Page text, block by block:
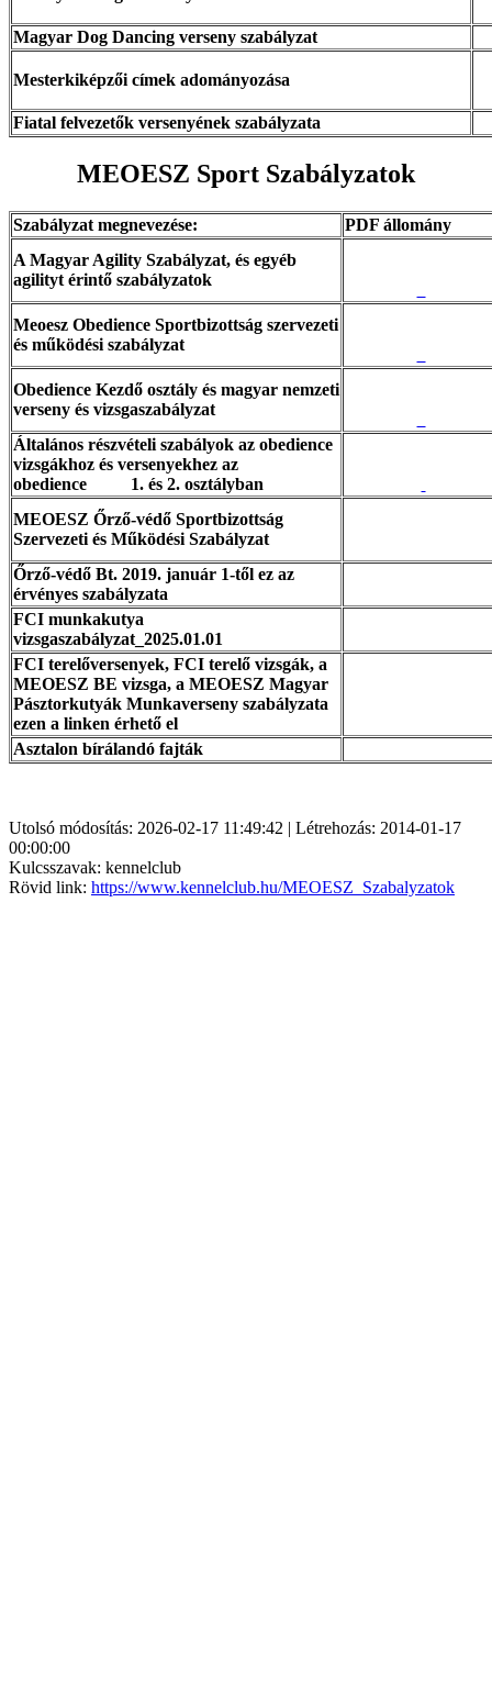
Magyar Dog Dancing verseny szabályzat
Mesterkiképzői címek adományozása
Fiatal felvezetők versenyének szabályzata
MEOESZ Sport Szabályzatok
Szabályzat megnevezése:
PDF állomány
A Magyar Agility Szabályzat, és egyéb
agilityt érintő szabályzatok
Meoesz Obedience Sportbizottság szervezeti
és működési szabályzat
Obedience Kezdő osztály és magyar nemzeti
verseny és vizsgaszabályzat
Általános részvételi szabályok az obedience
vizsgákhoz és versenyekhez az
obedience 1. és 2. osztályban
MEOESZ Őrző-védő Sportbizottság
Szervezeti és Működési Szabályzat
Őrző-védő Bt. 2019. január 1-től ez az
érvényes szabályzata
FCI munkakutya
vizsgaszabályzat_2025.01.01
FCI terelőversenyek, FCI terelő vizsgák, a
MEOESZ BE vizsga, a MEOESZ Magyar
Pásztorkutyák Munkaverseny szabályzata
ezen a linken érhető el
Asztalon bírálandó fajták
Utolsó módosítás: 2026-02-17 11:49:42 | Létrehozás: 2014-01-17
00:00:00
Kulcsszavak: kennelclub
Rövid link: https://www.kennelclub.hu/MEOESZ_Szabalyzatok